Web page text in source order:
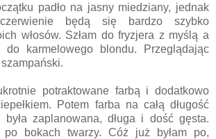
padło na jasny miedziany, jednak
czerwienie będą się bardzo szybko
włosów. Szłam do fryzjera z myślą a
do karmelowego blondu. Przeglądając
potraktowane farbą i dodatkowo
Potem farba na całą długość
była zaplanowana, długa i dość gęsta.
po bokach twarzy. Cóż już byłam po,